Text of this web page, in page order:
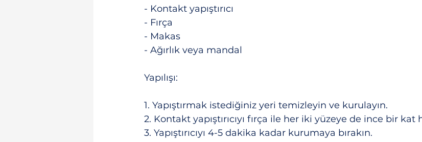
- Kontakt yapıştırıcı
- Fırça
- Makas
- Ağırlık veya mandal
Yapılışı:
1. Yapıştırmak istediğiniz yeri temizleyin ve kurulayın.
2. Kontakt yapıştırıcıyı fırça ile her iki yüzeye de ince bir
3. Yapıştırıcıyı 4-5 dakika kadar kurumaya bırakın.